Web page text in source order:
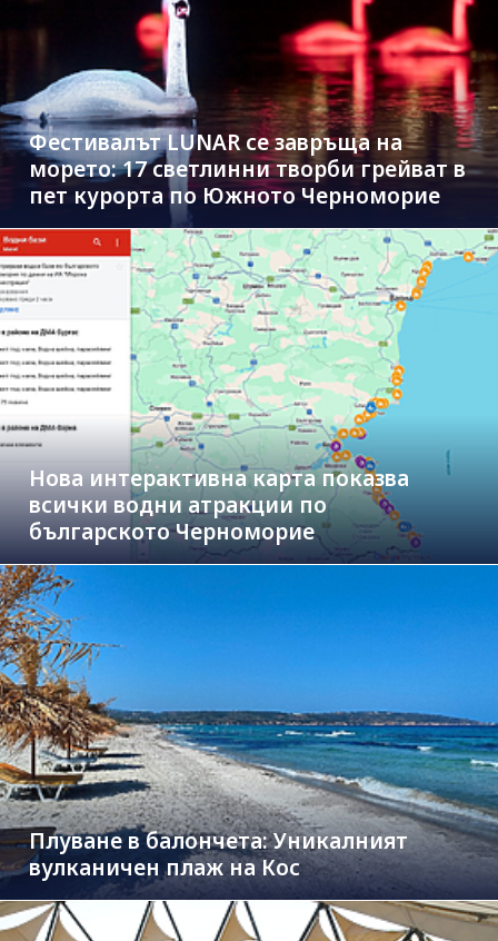
Фестивалът LUNAR се завръща на
морето: 17 светлинни творби грейват в
пет курорта по Южното Черноморие
Нова интерактивна карта показва
всички водни атракции по
българското Черноморие
Плуване в балончета: Уникалният
вулканичен плаж на Кос